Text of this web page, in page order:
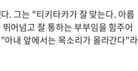
. 그는 "티키타카가 잘 맞는다. 아름
어넘고 잘 통하는 부부임을 힘주어
아내 앞에서는 목소리가 올라간다"라